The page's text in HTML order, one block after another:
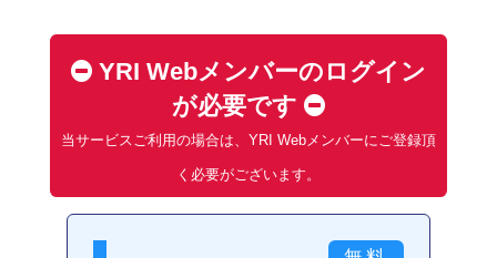
YRI Webメンバーのログイン
が必要です
当サービスご利用の場合は、YRI Webメンバーにご登録頂
く必要がございます。